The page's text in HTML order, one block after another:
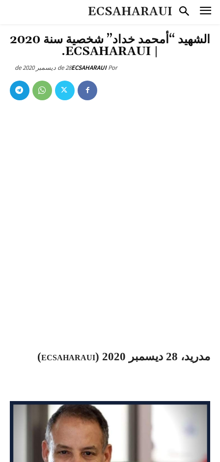
ECSAHARAUI
الشهيد “أمحمد خداد” شخصية سنة 2020
Por
ECSAHARAUI28 de ديسمبر de 2020
مدريد، 28 ديسمبر 2020 ( ECSAHARAUI
)